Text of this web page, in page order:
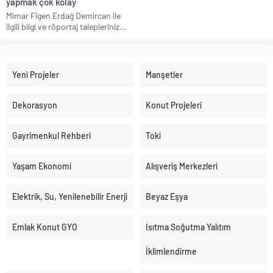
Mimar Figen Erdağ Demircan ile
ilgili bilgi ve röportaj talepleriniz...
Yeni Projeler Manşetler
Dekorasyon Konut Projeleri
Gayrimenkul Rehberi Toki
Yaşam Ekonomi Alışveriş Merkezleri
Elektrik, Su, Yenilenebilir Enerji Beyaz Eşya
Emlak Konut GYO Isıtma Soğutma Yalıtım
İklimlendirme